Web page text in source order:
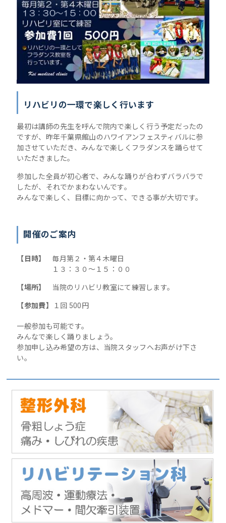
リハビリの一環で楽しく行います
最初は講師の先生を呼んで院内で楽しく行う予定だったの
ですが、昨年千葉県館山のハワイアンフェスティバルに参
加させていただき、みんなで楽しくフラダンスを踊らせて
いただきました。
参加した全員が初心者で、みんな踊りが合わずバラバラで
したが、それでかまわないんです。
みんなで楽しく、目標に向かって、できる事が大切です。
開催のご案内
【日時】
毎月第２・第４木曜日
１３：３０～１５：００
【場所】 当院のリハビリ教室にて練習します。
【参加費】 １回 500円
一般参加も可能です。
みんなで楽しく踊りましょう。
参加申し込み希望の方は、当院スタッフへお声がけ下さ
い。